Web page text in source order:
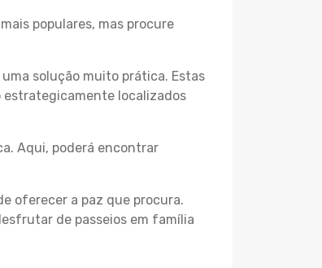
populares, mas procure
solução muito prática. Estas
estrategicamente localizados
Aqui, poderá encontrar
oferecer a paz que procura.
de passeios em família